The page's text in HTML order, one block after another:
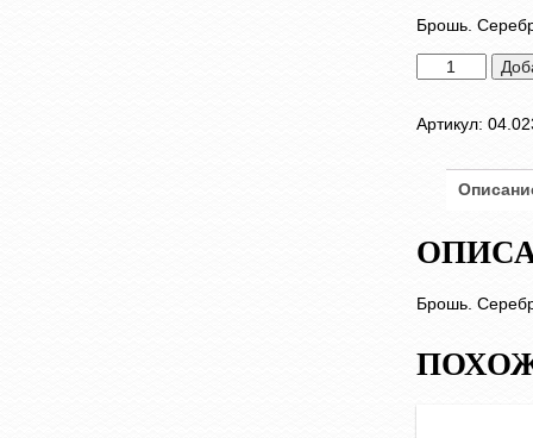
Брошь.
Количество
товара
Артикул:
Брошь.